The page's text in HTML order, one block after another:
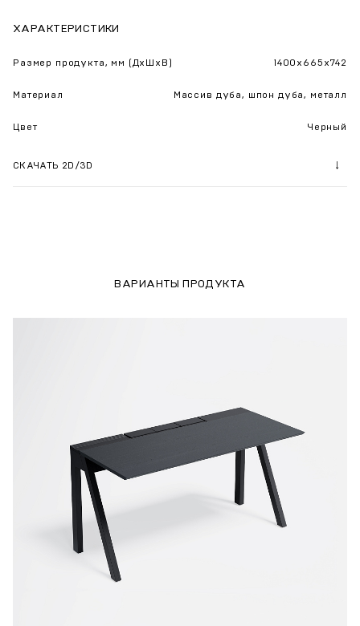
ХАРАКТЕРИСТИКИ
Размер продукта, мм (ДхШхВ) 1400x665x742
Материал Массив дуба, шпон дуба, металл
Цвет Черный
СКАЧАТЬ 2D/3D
ВАРИАНТЫ ПРОДУКТА